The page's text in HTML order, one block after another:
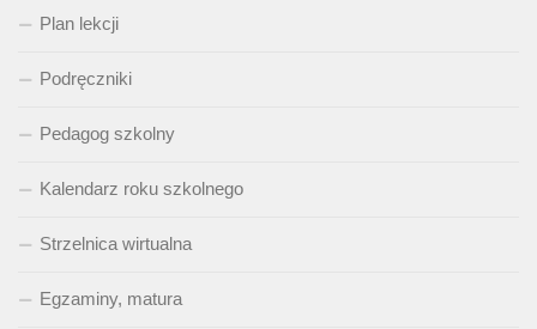
Plan lekcji
Podręczniki
Pedagog szkolny
Kalendarz roku szkolnego
Strzelnica wirtualna
Egzaminy, matura